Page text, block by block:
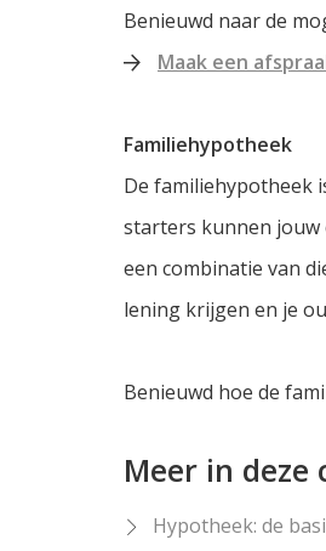
Benieuwd naar de
Maak een
Familiehypotheek
De familiehypotheek
starters kunnen jouw
een combinatie van
lening krijgen en je
Benieuwd hoe de
Meer in deze
Hypotheek: de